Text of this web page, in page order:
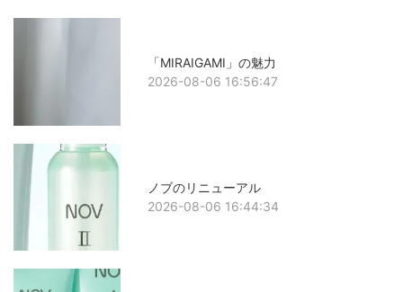
「MIRAIGAMI」の魅力
2026-08-06 16:56:47
ノブのリニューアル
2026-08-06 16:44:34